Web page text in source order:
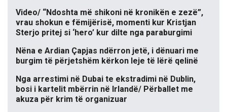
Video/ “Ndoshta më shikoni në kronikën e zezë”,
vrau shokun e fëmijërisë, momenti kur Kristjan
Sterjo pritej si ‘hero’ kur dilte nga paraburgimi
Nëna e Ardian Çapjas ndërron jetë, i dënuari me
burgim të përjetshëm kërkon leje të lërë qelinë
Nga arrestimi në Dubai te ekstradimi në Dublin,
bosi i kartelit mbërrin në Irlandë/ Përballet me
akuza për krim të organizuar